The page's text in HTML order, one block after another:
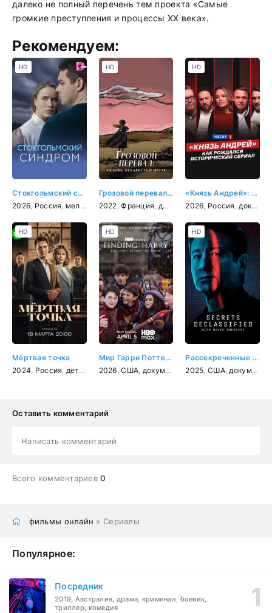
далеко не полный перечень тем проекта «Самые
громкие преступления и процессы ХХ века».
Рекомендуем:
Стокгольмский синдром
2026 Россия мелодрама
HD
Грозовой перевал: любовь, ненависть и месть
2022 ,Франция документальный
HD
«Князь Андрей»: как рождался исторический сериал
2026 Россия документальный
HD
Мёртвая точка
2024 Россия детектив
HD
Мир Гарри Поттера: Мастерство, стоящее за магией
2026 ,США документальный ,
HD
Рассекреченные тайны с Дэвидом Духовны
2025 США, документальный
HD
Оставить комментарий
Написать комментарий
Всего комментариев0
фильмы онлайн » Сериалы
Популярное:
Посредник
2019, Австралия, драма, криминал, боевик,
триллер, комедия